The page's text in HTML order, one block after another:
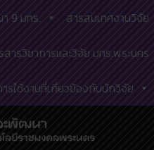
9 มทร. สารสนเทศงานวิจัย
สารวิชาการและวิจัย มทร.พระนคร
รใช้งานที่เกี่ยวข้องกับนักวิจัย